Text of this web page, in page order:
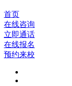
首页
在线咨询
立即通话
在线报名
预约来校